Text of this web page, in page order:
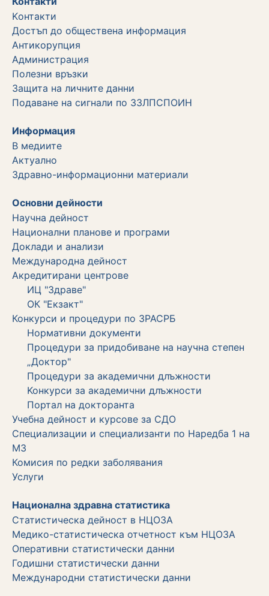
Kонтакти
Достъп до обществена информация
Aнтикорупция
Администрация
Полезни връзки
Защита на личните данни
Подаване на сигнали по ЗЗЛПСПОИН
Информация
В медиите
Актуално
Здравно-информационни материали
Основни дейности
Научна дейност
Национални планове и програми
Доклади и анализи
Международна дейност
Акредитирани центрове
ИЦ "Здраве"
ОК "Екзакт"
Конкурси и процедури по ЗРАСРБ
Нормативни документи
Процедури за придобиване на научна степен
„Доктор"
Процедури за академични длъжности
Koнкурси за академични длъжности
Портал на докторанта
Учебна дейност и курсове за СДО
Специализации и специализанти по Наредба 1 на
МЗ
Комисия по редки заболявания
Услуги
Национална здравна статистика
Статистическа дейност в НЦОЗА
Медико-статистическа отчетност към НЦОЗА
Оперативни статистически данни
Годишни статистически данни
Международни статистически данни